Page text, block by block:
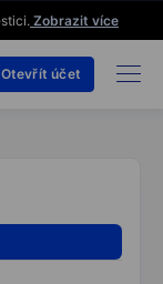
Zobrazit více
Otevřít účet